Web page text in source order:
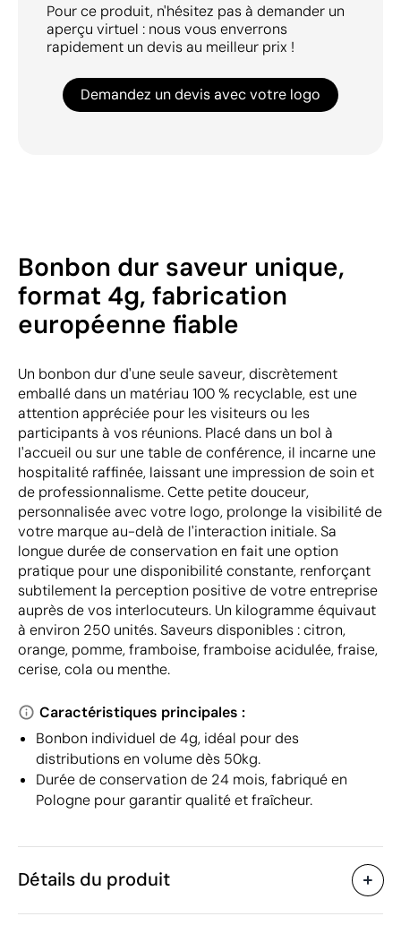
Pour ce produit, n'hésitez pas à demander un
aperçu virtuel : nous vous enverrons
rapidement un devis au meilleur prix !
Demandez un devis avec votre logo
Bonbon dur saveur unique,
format 4g, fabrication
européenne fiable
Un bonbon dur d'une seule saveur, discrètement
emballé dans un matériau 100 % recyclable, est une
attention appréciée pour les visiteurs ou les
participants à vos réunions. Placé dans un bol à
l'accueil ou sur une table de conférence, il incarne une
hospitalité raffinée, laissant une impression de soin et
de professionnalisme. Cette petite douceur,
personnalisée avec votre logo, prolonge la visibilité de
votre marque au-delà de l'interaction initiale. Sa
longue durée de conservation en fait une option
pratique pour une disponibilité constante, renforçant
subtilement la perception positive de votre entreprise
auprès de vos interlocuteurs. Un kilogramme équivaut
à environ 250 unités. Saveurs disponibles : citron,
orange, pomme, framboise, framboise acidulée, fraise,
cerise, cola ou menthe.
Caractéristiques principales :
Bonbon individuel de 4g, idéal pour des
distributions en volume dès 50kg.
Durée de conservation de 24 mois, fabriqué en
Pologne pour garantir qualité et fraîcheur.
Détails du produit